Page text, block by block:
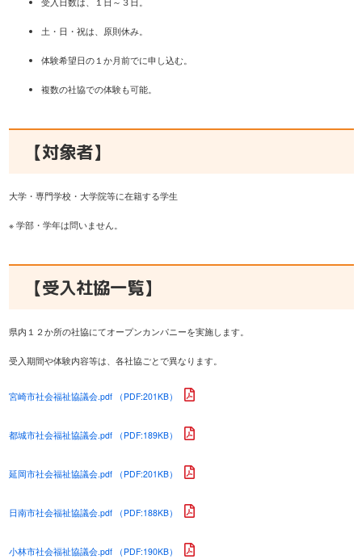
土・日・祝は、原則休み。
体験希望日の１か月前でに申し込む。
複数の社協での体験も可能。
【対象者】
大学・専門学校・大学院等に在籍する学生
※ 学部・学年は問いません。
【受入社協一覧】
県内１２か所の社協にてオープンカンパニーを実施します。
受入期間や体験内容等は、各社協ごとで異なります。
宮崎市社会福祉協議会.pdf （PDF:201KB）
都城市社会福祉協議会.pdf （PDF:189KB）
延岡市社会福祉協議会.pdf （PDF:201KB）
日南市社会福祉協議会.pdf （PDF:188KB）
小林市社会福祉協議会.pdf （PDF:190KB）